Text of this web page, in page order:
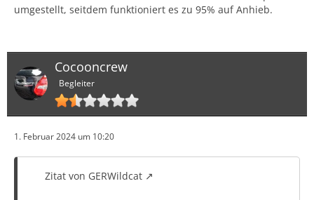
umgestellt, seitdem funktioniert es zu 95% auf Anhieb.
Cocooncrew
Begleiter
1. Februar 2024 um 10:20
Zitat von GERWildcat